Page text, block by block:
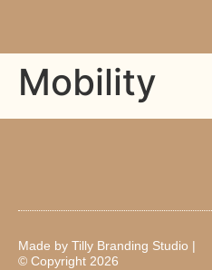
Mobility
Made by Tilly Branding Studio |
© Copyright 2026